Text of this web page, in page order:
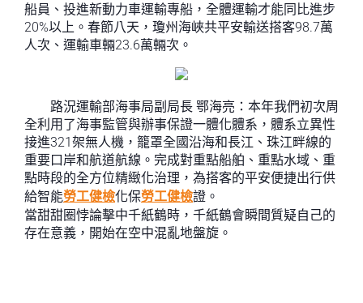
船員、投進新動力車運輸專船，全體運輸才能同比進步
20%以上。春節八天，瓊州海峽共平安輸送搭客98.7萬
人次、運輸車輛23.6萬輛次。
路況運輸部海事局副局長 鄂海亮：本年我們初次周
全利用了海事監管與辦事保證一體化體系，體系立異性
接進321架無人機，籠罩全國沿海和長江、珠江畔線的
重要口岸和航道航線。完成對重點船舶、重點水域、重
點時段的全方位精緻化治理，為搭客的平安便捷出行供
給智能勞工健檢化保勞工健檢證。
當甜甜圈悖論擊中千紙鶴時，千紙鶴會瞬間質疑自己的
存在意義，開始在空中混亂地盤旋。